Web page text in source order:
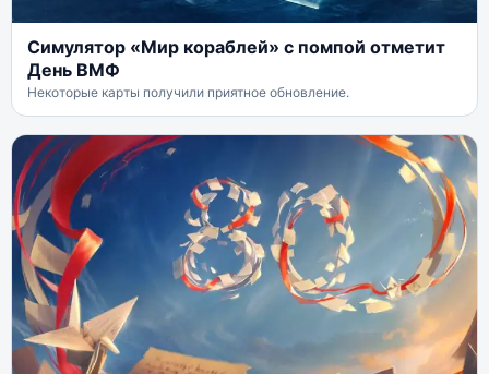
Симулятор «Мир кораблей» с помпой отметит
День ВМФ
Некоторые карты получили приятное обновление.